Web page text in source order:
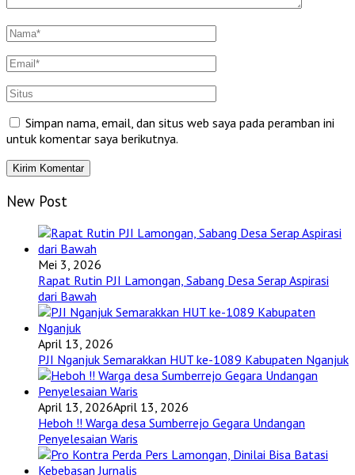
Simpan nama, email, dan situs web saya pada peramban ini
untuk komentar saya berikutnya.
New Post
Mei 3, 2026
Rapat Rutin PJI Lamongan, Sabang Desa Serap Aspirasi
dari Bawah
April 13, 2026
PJI Nganjuk Semarakkan HUT ke-1089 Kabupaten Nganjuk
April 13, 2026April 13, 2026
Heboh !! Warga desa Sumberrejo Gegara Undangan
Penyelesaian Waris